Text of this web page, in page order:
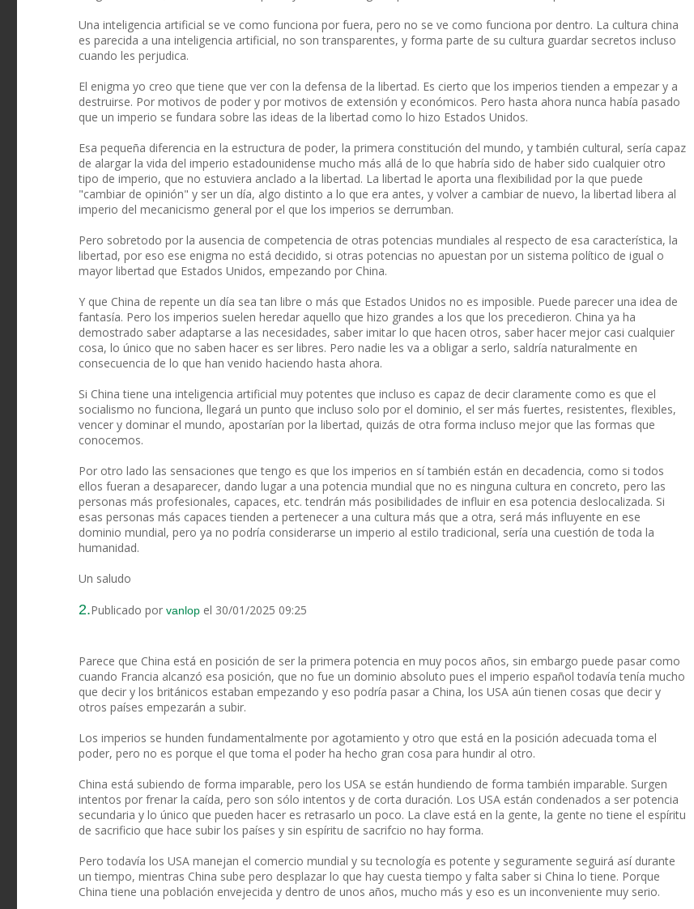
Una inteligencia artificial se ve como funciona por fuera, pero no se ve como funciona por dentro. La cultura china
es parecida a una inteligencia artificial, no son transparentes, y forma parte de su cultura guardar secretos incluso
cuando les perjudica.
El enigma yo creo que tiene que ver con la defensa de la libertad. Es cierto que los imperios tienden a empezar y a
destruirse. Por motivos de poder y por motivos de extensión y económicos. Pero hasta ahora nunca había pasado
que un imperio se fundara sobre las ideas de la libertad como lo hizo Estados Unidos.
Esa pequeña diferencia en la estructura de poder, la primera constitución del mundo, y también cultural, sería capaz
de alargar la vida del imperio estadounidense mucho más allá de lo que habría sido de haber sido cualquier otro
tipo de imperio, que no estuviera anclado a la libertad. La libertad le aporta una flexibilidad por la que puede
"cambiar de opinión" y ser un día, algo distinto a lo que era antes, y volver a cambiar de nuevo, la libertad libera al
imperio del mecanicismo general por el que los imperios se derrumban.
Pero sobretodo por la ausencia de competencia de otras potencias mundiales al respecto de esa característica, la
libertad, por eso ese enigma no está decidido, si otras potencias no apuestan por un sistema político de igual o
mayor libertad que Estados Unidos, empezando por China.
Y que China de repente un día sea tan libre o más que Estados Unidos no es imposible. Puede parecer una idea de
fantasía. Pero los imperios suelen heredar aquello que hizo grandes a los que los precedieron. China ya ha
demostrado saber adaptarse a las necesidades, saber imitar lo que hacen otros, saber hacer mejor casi cualquier
cosa, lo único que no saben hacer es ser libres. Pero nadie les va a obligar a serlo, saldría naturalmente en
consecuencia de lo que han venido haciendo hasta ahora.
Si China tiene una inteligencia artificial muy potentes que incluso es capaz de decir claramente como es que el
socialismo no funciona, llegará un punto que incluso solo por el dominio, el ser más fuertes, resistentes, flexibles,
vencer y dominar el mundo, apostarían por la libertad, quizás de otra forma incluso mejor que las formas que
conocemos.
Por otro lado las sensaciones que tengo es que los imperios en sí también están en decadencia, como si todos
ellos fueran a desaparecer, dando lugar a una potencia mundial que no es ninguna cultura en concreto, pero las
personas más profesionales, capaces, etc. tendrán más posibilidades de influir en esa potencia deslocalizada. Si
esas personas más capaces tienden a pertenecer a una cultura más que a otra, será más influyente en ese
dominio mundial, pero ya no podría considerarse un imperio al estilo tradicional, sería una cuestión de toda la
humanidad.
Un saludo
2.Publicado por vanlop el 30/01/2025 09:25
Parece que China está en posición de ser la primera potencia en muy pocos años, sin embargo puede pasar como
cuando Francia alcanzó esa posición, que no fue un dominio absoluto pues el imperio español todavía tenía mucho
que decir y los británicos estaban empezando y eso podría pasar a China, los USA aún tienen cosas que decir y
otros países empezarán a subir.
Los imperios se hunden fundamentalmente por agotamiento y otro que está en la posición adecuada toma el
poder, pero no es porque el que toma el poder ha hecho gran cosa para hundir al otro.
China está subiendo de forma imparable, pero los USA se están hundiendo de forma también imparable. Surgen
intentos por frenar la caída, pero son sólo intentos y de corta duración. Los USA están condenados a ser potencia
secundaria y lo único que pueden hacer es retrasarlo un poco. La clave está en la gente, la gente no tiene el espíritu
de sacrificio que hace subir los países y sin espíritu de sacrifcio no hay forma.
Pero todavía los USA manejan el comercio mundial y su tecnología es potente y seguramente seguirá así durante
un tiempo, mientras China sube pero desplazar lo que hay cuesta tiempo y falta saber si China lo tiene. Porque
China tiene una población envejecida y dentro de unos años, mucho más y eso es un inconveniente muy serio.